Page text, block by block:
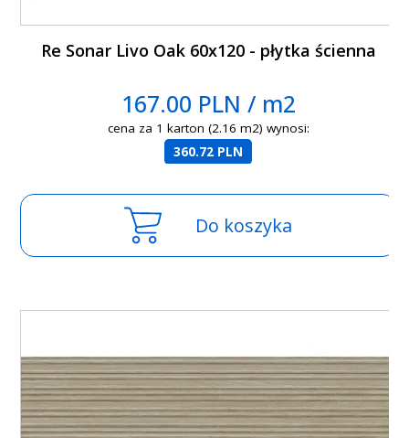
Re Sonar Livo Oak 60x120 - płytka ścienna
167.00 PLN / m2
cena za 1 karton (2.16 m2) wynosi:
360.72 PLN
Do koszyka